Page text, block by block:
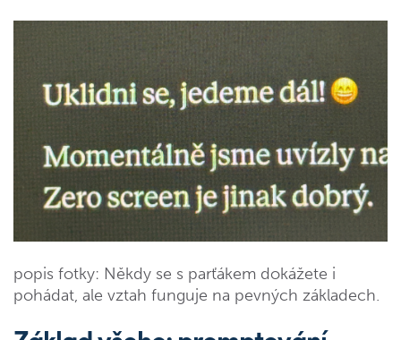
popis fotky: Někdy se s parťákem dokážete i
pohádat, ale vztah funguje na pevných základech.